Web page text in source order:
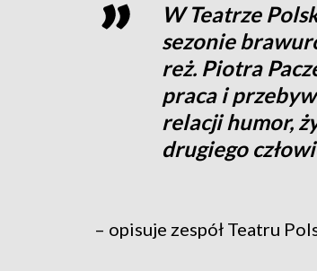
W Teatrze
sezonie
reż. Piotra
praca i
relacji humor,
drugiego
– opisuje zespół Teatru